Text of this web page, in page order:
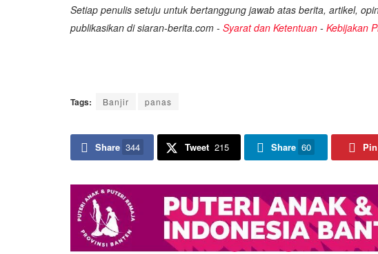
Setiap penulis setuju untuk bertanggung jawab atas berita, artikel,
publikasikan di siaran-berita.com - Syarat dan Ketentuan - Kebijakan
Tags: Banjir panas
Share 344 Tweet 215 Share 60 Pin